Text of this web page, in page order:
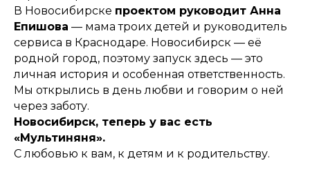
В Новосибирске проектом руководит Анна
Епишова — мама троих детей и руководитель
сервиса в Краснодаре. Новосибирск — её
родной город, поэтому запуск здесь — это
личная история и особенная ответственность.
Мы открылись в день любви и говорим о ней
через заботу.
Новосибирск, теперь у вас есть
«Мультиняня».
С любовью к вам, к детям и к родительству.